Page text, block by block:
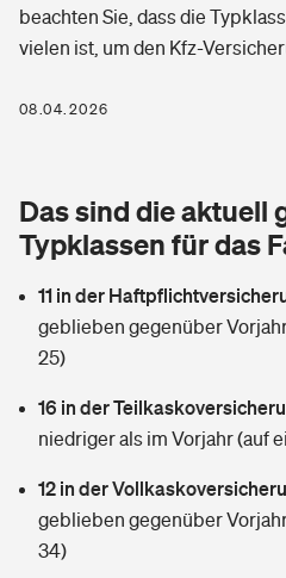
Berufshaftpflichtversicherung
Rentenrechner: Wie viel Geld
Wer versichert was: Jetzt
Sie haben Fragen?
Photovoltaik
Wärmepumpen versichern
Vermieterrrechtsschutz
Mietkautionsversicherung
Restkreditversicherung
Zur Übersicht
Tools
Rechts­schutz­ver­si­che­rung
Kinderunfall­ver­si­che­rung
Reiseversicherung
Handyversicherung
Private Krankenversicherung
Tierkrankenversicherung
Zur Übersicht
Sie haben Fragen?
beachten Sie, dass die
vielen ist, um den Kfz-
08.04.2026
Das sind die aktuell
Typklassen für das
11 in der
geblieben gegenüber
25)
16 in der
niedriger als im Vorjahr (auf
12 in der
geblieben gegenüber
34)